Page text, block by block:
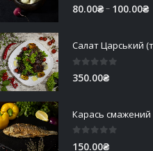
5.00out of 5
80.00₴– 100.00₴
Салат Царський
350.00₴
Карась смажений
150.00₴